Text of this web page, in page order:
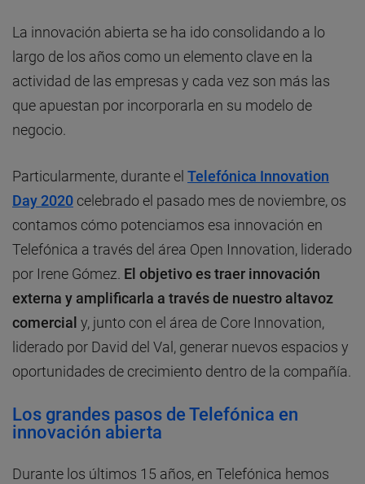
La innovación abierta se ha ido consolidando a lo
largo de los años como un elemento clave en la
actividad de las empresas y cada vez son más las
que apuestan por incorporarla en su modelo de
negocio.
Particularmente, durante el Telefónica Innovation
Day 2020 celebrado el pasado mes de noviembre, os
contamos cómo potenciamos esa innovación en
Telefónica a través del área Open Innovation, liderado
por Irene Gómez. El objetivo es traer innovación
externa y amplificarla a través de nuestro altavoz
comercial y, junto con el área de Core Innovation,
liderado por David del Val, generar nuevos espacios y
oportunidades de crecimiento dentro de la compañía.
Los grandes pasos de Telefónica en
innovación abierta
Durante los últimos 15 años, en Telefónica hemos